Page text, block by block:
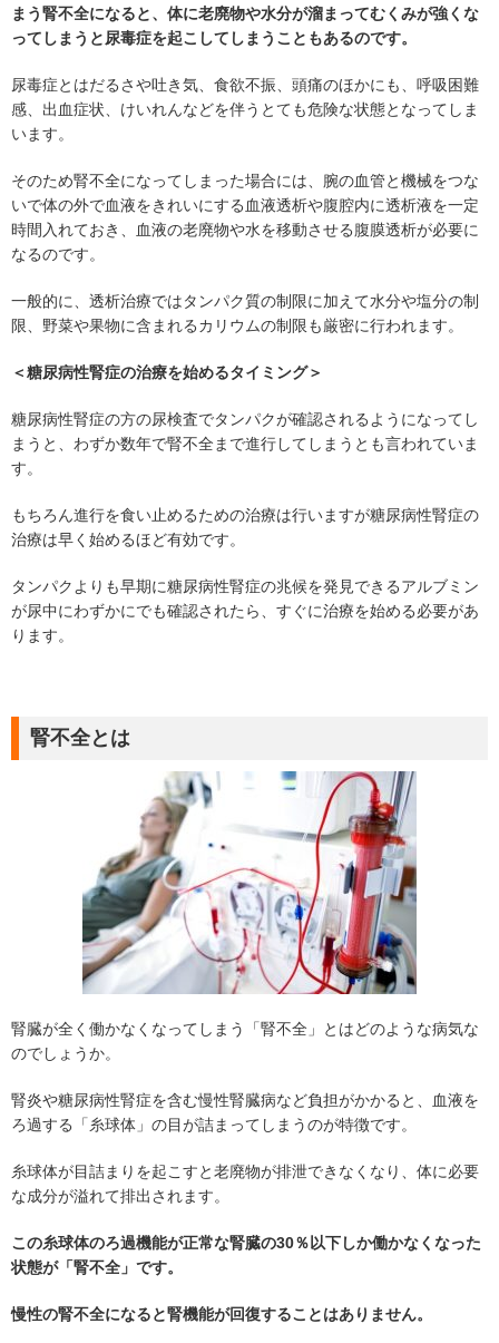
まう腎不全になると、体に老廃物や水分が溜まってむくみが強くな
ってしまうと尿毒症を起こしてしまうこともあるのです。
尿毒症とはだるさや吐き気、食欲不振、頭痛のほかにも、呼吸困難
感、出血症状、けいれんなどを伴うとても危険な状態となってしま
います。
そのため腎不全になってしまった場合には、腕の血管と機械をつな
いで体の外で血液をきれいにする血液透析や腹腔内に透析液を一定
時間入れておき、血液の老廃物や水を移動させる腹膜透析が必要に
なるのです。
一般的に、透析治療ではタンパク質の制限に加えて水分や塩分の制
限、野菜や果物に含まれるカリウムの制限も厳密に行われます。
＜糖尿病性腎症の治療を始めるタイミング＞
糖尿病性腎症の方の尿検査でタンパクが確認されるようになってし
まうと、わずか数年で腎不全まで進行してしまうとも言われていま
す。
もちろん進行を食い止めるための治療は行いますが糖尿病性腎症の
治療は早く始めるほど有効です。
タンパクよりも早期に糖尿病性腎症の兆候を発見できるアルブミン
が尿中にわずかにでも確認されたら、すぐに治療を始める必要があ
ります。
腎不全とは
腎臓が全く働かなくなってしまう「腎不全」とはどのような病気な
のでしょうか。
腎炎や糖尿病性腎症を含む慢性腎臓病など負担がかかると、血液を
ろ過する「糸球体」の目が詰まってしまうのが特徴です。
糸球体が目詰まりを起こすと老廃物が排泄できなくなり、体に必要
な成分が溢れて排出されます。
この糸球体のろ過機能が正常な腎臓の30％以下しか働かなくなった
状態が「腎不全」です。
慢性の腎不全になると腎機能が回復することはありません。